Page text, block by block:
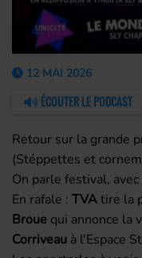
12 MAI 2026
ÉCOUTER LE PODCAST
Retour sur la grande
(Stéppettes et
On parle festival,
En rafale : TVAtire la
Broue qui annonce la
Corriveau à l'Espace